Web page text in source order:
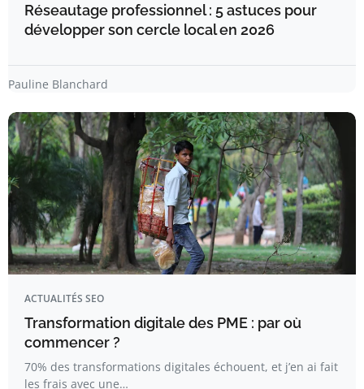
Réseautage professionnel : 5 astuces pour
développer son cercle local en 2026
Pauline Blanchard
ACTUALITÉS SEO
Transformation digitale des PME : par où
commencer ?
70% des transformations digitales échouent, et j’en ai fait
les frais avec une…